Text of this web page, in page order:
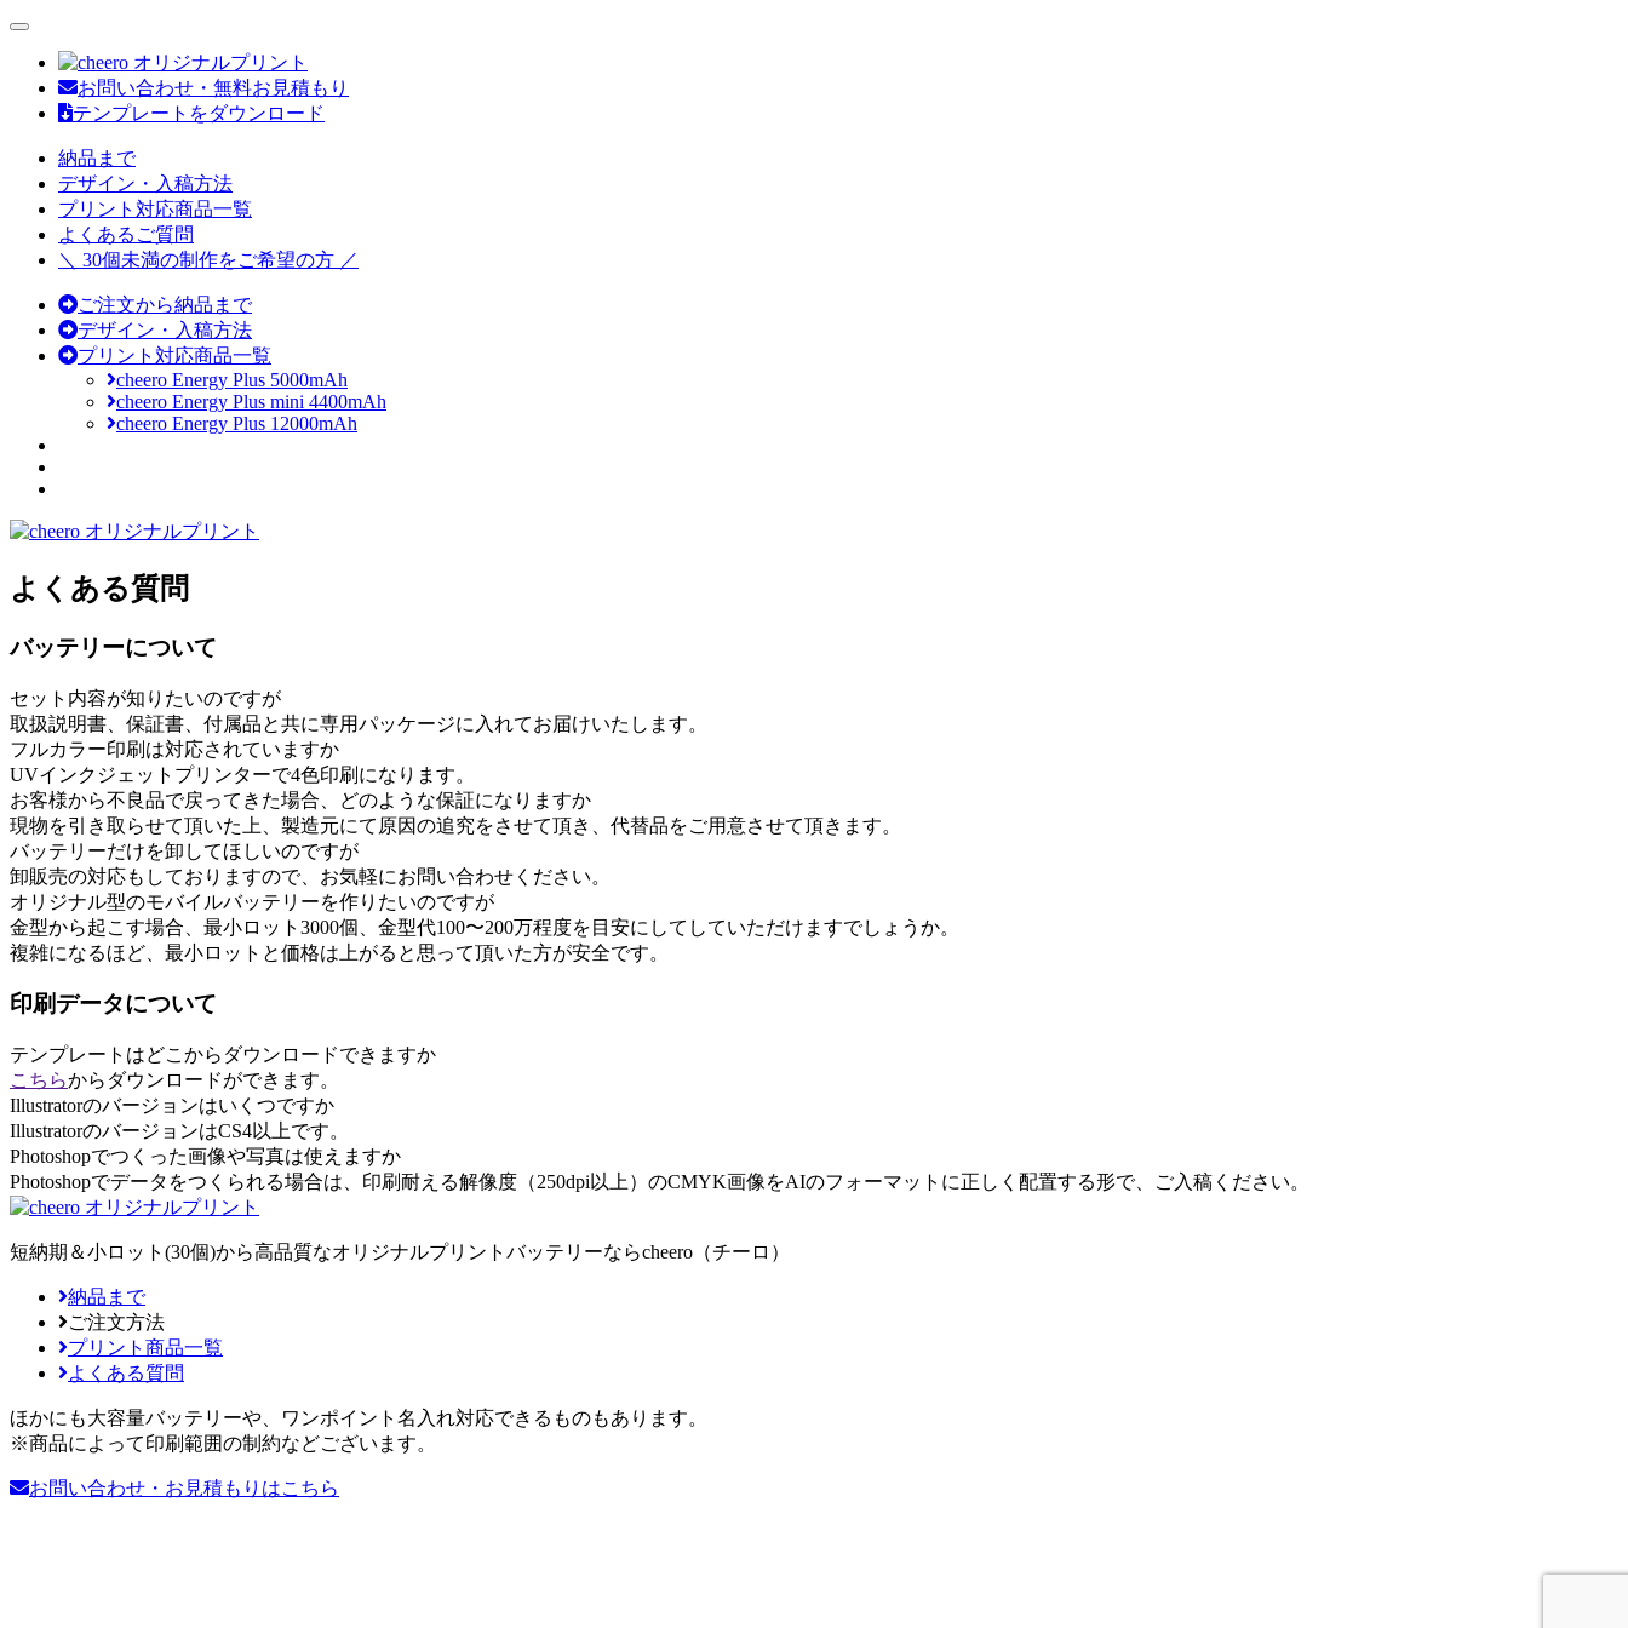
nav
お問い合わせ・無料お見積もり
テンプレートをダウンロード
納品まで
デザイン・入稿方法
プリント対応商品一覧
よくあるご質問
＼ 30個未満の制作をご希望の方 ／
ご注文から納品まで
デザイン・入稿方法
プリント対応商品一覧
cheero Energy Plus 5000mAh
cheero Energy Plus mini 4400mAh
cheero Energy Plus 12000mAh
よくある質問
バッテリーについて
セット内容が知りたいのですが
取扱説明書、保証書、付属品と共に専用パッケージに入れてお届けいたします。
フルカラー印刷は対応されていますか
UVインクジェットプリンターで4色印刷になります。
お客様から不良品で戻ってきた場合、どのような保証になりますか
現物を引き取らせて頂いた上、製造元にて原因の追究をさせて頂き、代替品をご用意させて頂きます。
バッテリーだけを卸してほしいのですが
卸販売の対応もしておりますので、お気軽にお問い合わせください。
オリジナル型のモバイルバッテリーを作りたいのですが
金型から起こす場合、最小ロット3000個、金型代100〜200万程度を目安にしてしていただけますでしょうか。
複雑になるほど、最小ロットと価格は上がると思って頂いた方が安全です。
印刷データについて
テンプレートはどこからダウンロードできますか
こちらからダウンロードができます。
Illustratorのバージョンはいくつですか
IllustratorのバージョンはCS4以上です。
Photoshopでつくった画像や写真は使えますか
Photoshopでデータをつくられる場合は、印刷耐える解像度（250dpi以上）のCMYK画像をAIのフォーマットに正しく配置する形で、ご入稿ください。
短納期＆小ロット(30個)から高品質なオリジナルプリントバッテリーならcheero（チーロ）
納品まで
ご注文方法
プリント商品一覧
よくある質問
ほかにも大容量バッテリーや、ワンポイント名入れ対応できるものもあります。
※商品によって印刷範囲の制約などございます。
お問い合わせ・お見積もりはこちら